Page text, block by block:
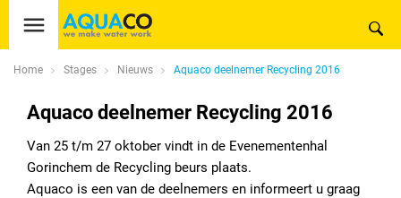
Home Stages Nieuws Aquaco deelnemer Recycling 2016
Aquaco deelnemer Recycling 2016
Van 25 t/m 27 oktober vindt in de Evenementenhal
Gorinchem de Recycling beurs plaats.
Aquaco is een van de deelnemers en informeert u graag